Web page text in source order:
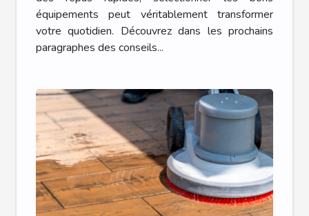
équipements peut véritablement transformer
votre quotidien. Découvrez dans les prochains
paragraphes des conseils...